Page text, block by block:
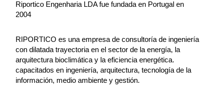
Riportico Engenharia LDA fue fundada en Portugal en
2004
RIPORTICO es una empresa de consultoría de ingeniería
con dilatada trayectoria en el sector de la energía, la
arquitectura bioclimática y la eficiencia energética.
capacitados en ingeniería, arquitectura, tecnología de la
información, medio ambiente y gestión.